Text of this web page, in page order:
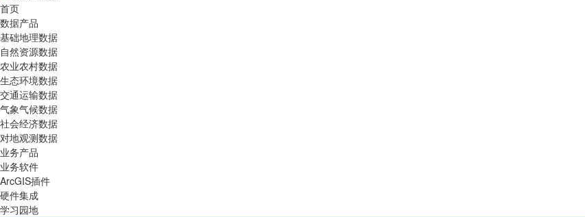
首页
数据产品
基础地理数据
自然资源数据
农业农村数据
生态环境数据
交通运输数据
气象气候数据
社会经济数据
对地观测数据
业务产品
业务软件
ArcGIS插件
硬件集成
学习园地